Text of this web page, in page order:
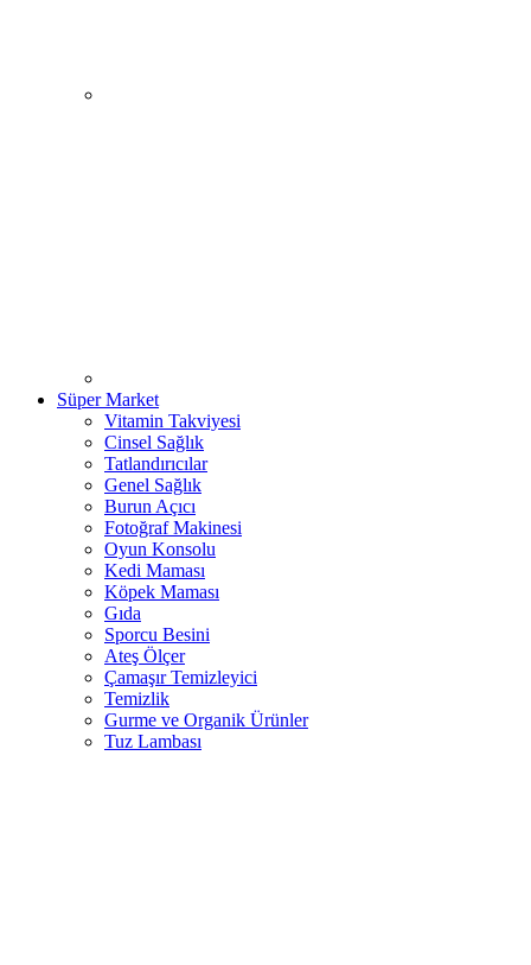
Süper Market
Vitamin Takviyesi
Cinsel Sağlık
Tatlandırıcılar
Genel Sağlık
Burun Açıcı
Fotoğraf Makinesi
Oyun Konsolu
Kedi Maması
Köpek Maması
Gıda
Sporcu Besini
Ateş Ölçer
Çamaşır Temizleyici
Temizlik
Gurme ve Organik Ürünler
Tuz Lambası